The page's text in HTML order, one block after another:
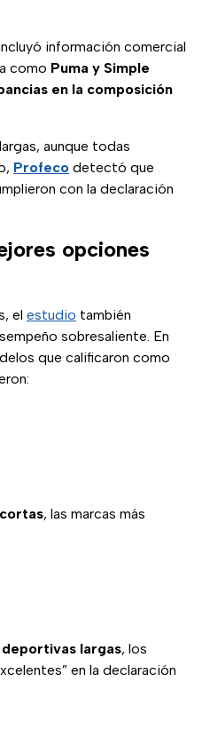
información comercial
como Puma y Simple
en la composición
aunque todas
Profeco detectó que
con la declaración
opciones
el estudio también
sobresaliente. En
que calificaron como
, las marcas más
largas, los
en la declaración